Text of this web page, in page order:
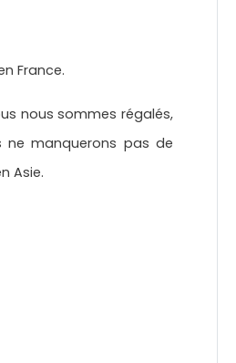
France.
nous sommes régalés,
ne manquerons pas de
Asie.